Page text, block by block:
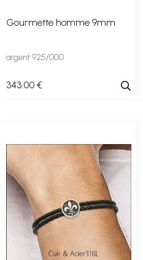
Gourmette homme 9mm
argent 925/000
343.00 €